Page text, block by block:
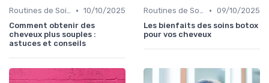
Routines de Soins Capillaires • 10/10/2025
Comment obtenir des
cheveux plus souples :
astuces et conseils
Routines de Soins Capillaires • 09/10/2025
Les bienfaits des soins botox
pour vos cheveux